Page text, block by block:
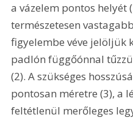
a vázelem pontos helyét
természetesen
figyelembe véve jelöljük
padlón függőónnal
(2). A szükséges
pontosan méretre (3), a
feltétlenül merőleges